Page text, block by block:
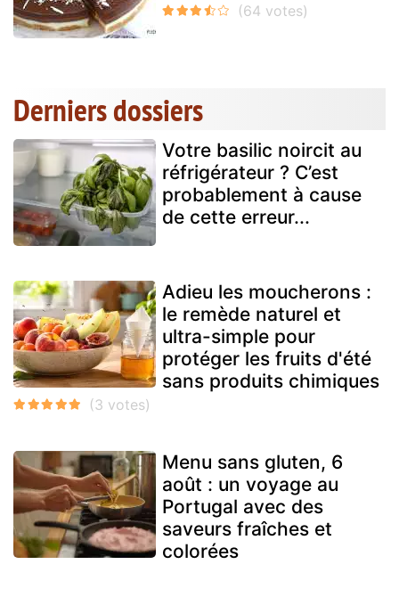
Derniers dossiers
Votre basilic noircit au
réfrigérateur ? C’est
probablement à cause
de cette erreur...
Adieu les moucherons :
le remède naturel et
ultra-simple pour
protéger les fruits d'été
sans produits chimiques
Menu sans gluten, 6
août : un voyage au
Portugal avec des
saveurs fraîches et
colorées